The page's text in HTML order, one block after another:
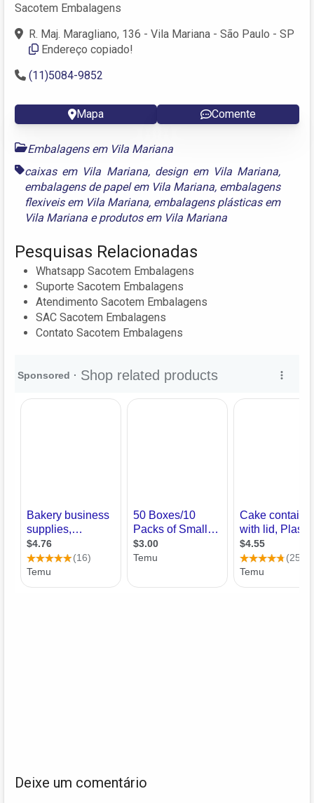
Sacotem Embalagens
R. Maj. Maragliano, 136 - Vila Mariana - São Paulo - SP
Endereço copiado!
(11)5084-9852
Mapa Comente
Embalagens em Vila Mariana
caixas em Vila Mariana, design em Vila Mariana,
embalagens de papel em Vila Mariana, embalagens
flexiveis em Vila Mariana, embalagens plásticas em
Vila Mariana eprodutos em Vila Mariana
Pesquisas Relacionadas
Whatsapp Sacotem Embalagens
Suporte Sacotem Embalagens
Atendimento Sacotem Embalagens
SAC Sacotem Embalagens
Contato Sacotem Embalagens
Deixe um comentário